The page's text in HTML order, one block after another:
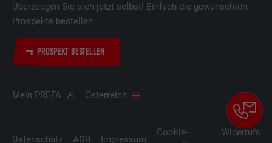
Überzeugen Sie sich jetzt selbst! Einfach die gewünschten
Prospekte bestellen.
PROSPEKT BESTELLEN
Mein PREFA Österreich
Datenschutz AGB Impressum
Cookie-